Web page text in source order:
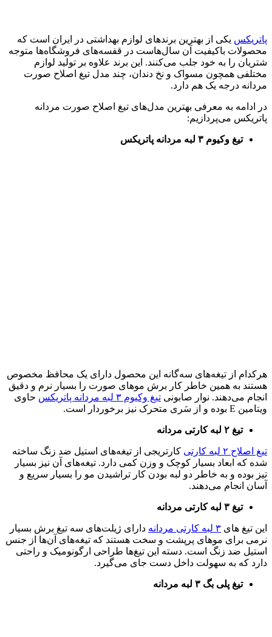
پاتریکس یکی از بهترین برندهای لوازم بهداشتی در ایران است که
محصولات باکیفیت آن سال‌هاست در قفسه‌های فروشگاه‌ها متوجه
شتریان را به خود جلب می‌کنند. این برند علاوه بر تولید لوازم
مختلفی همچون مسواک و نخ دندان، چند مدل تیغ اصلاح صورت
مردانه درجه یک هم دارد.
در ادامه به معرفی بهترین مدل‌‌های تیغ اصلاح صورت مردانه
پاتریکس می‌پردازیم:
تیغ وکیوم ۳ لبه مردانه پاتریکس
هرکدام از تیغه‌های سه‌گانه این محصول دارای یک محافظ مخصوص
هستند به همین خاطر کار برش موهای صورت را بسیار نرم و دقیق
انجام می‌دهند. نوار صابونی تیغ وکیوم ۳ لبه مردانه پاتریکس
حاوی
ویتامین E بوده و از سَری متحرک نیز برخوردار است.
تیغ ۲ لبه کارتی مردانه
تیغ اصلاح ۲ لبه کارتی
کارتریجی از تیغه‌های استیل ضد زنگ ساخته
شده که ابعاد بسیار کوچک و وزن کمی دارد. تیغه‌های آن نیز بسیار
تیز بوده و به خاطر دو لبه بودن کار تراشیدن مو را بسیار سریع و
آسان انجام می‌دهند.
تیغ ۳ لبه کارتی مردانه
این تیغ های ۳ لبه کارتی مردانه
دارای ژیلت‌های سه تیغ برش بسیار
نرمی برای موهای پرپشت و سخت هستند که تیغه‌های آن‌ها از جنس
استیل ضد زنگ است. دسته این تیغ‌ها طراحی ارگونومیک و راحتی
دارد که به سهولت داخل دست‌ جای می‌گیرد.
تیغ پلی بگ ۳ لبه مردانه